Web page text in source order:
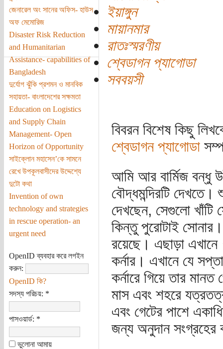
জেনারেল অং সানের অফিস- হাউস
অফ মেমোরিজ
Disaster Risk Reduction
and Humanitarian
Assistance- capabilities of
Bangladesh
দুর্যোগ ঝুঁকি প্রশমন ও মানবিক
সহায়তা- বাংলাদেশের সক্ষমতা
Education on Logistics
and Supply Chain
Management- Open
Horizon of Opportunity
সাইক্লোন মহাসেন’কে সামনে
রেখে উপকূলবাসীদের উদ্দেশ্যে
দুটো কথা
Invention of own
technology and strategies
in rescue operation- an
urgent need
OpenID ব্যবহার করে লগইন
করুন:
OpenID কি?
সদস্য পরিচয়: *
পাসওয়ার্ড: *
ভুলোনা আমায়
ইয়াঙ্গুন
মায়ানমার
রাতঃস্মরণীয়
শ্বেডাগন প্যাগোডা
সববয়সী
বিবরন বিশেষ কিছু
শ্বেডাগন প্যাগোডা
আমি আর বার্মিজ বন্ধু
বৌদ্ধমন্দিরটি
দেখছেন, সেগুলো
কিন্তু পুরোটাই
রয়েছে। এছাড়া এখানে
কর্নার। এখানে যে
কর্নারে গিয়ে তার
মাস এবং শহরে
এবং গেটের পাশে
জন্য অনুদান সংগ্রহের